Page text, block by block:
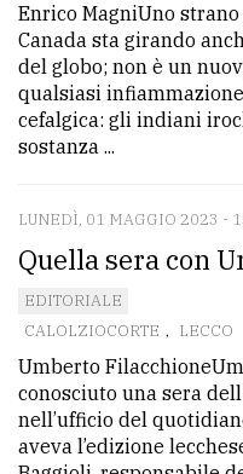
Enrico MagniUno
Canada sta girando
del globo; non è un
qualsiasi
cefalgica: gli indiani
sostanza ...
LUNEDÌ, 01 MAGGIO 2023 -
Quella sera con
EDITORIALE
CALOLZIOCORTE , LECCO
Umberto
conosciuto una sera
nell’ufficio del
aveva l’edizione